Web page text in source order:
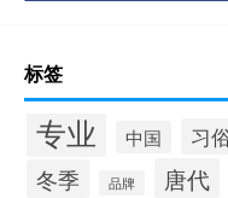
标签
专业 中国 习
冬季 品牌 唐代